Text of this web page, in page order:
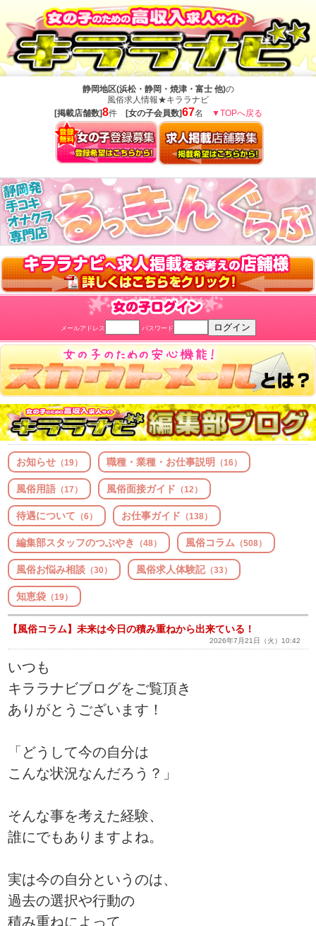
静岡地区(浜松・静岡・焼津・富士 他)の
風俗求人情報★キララナビ
[掲載店舗数]8件 [女の子会員数]67名 ▼TOPへ戻る
メールアドレス パスワード
お知らせ （19） 職種・業種・お仕事説明 （16）
風俗用語 （17） 風俗面接ガイド （12）
待遇について （6） お仕事ガイド （138）
編集部スタッフのつぶやき （48） 風俗コラム （508）
風俗お悩み相談 （30） 風俗求人体験記（33）
知恵袋 （19）
【風俗コラム】未来は今日の積み重ねから出来ている！
2026年7月21日（火）10:42
いつも
キララナビブログをご覧頂き
ありがとうございます！
「どうして今の自分は
こんな状況なんだろう？」
そんな事を考えた経験、
誰にでもありますよね。
実は今の自分というのは、
過去の選択や行動の
積み重ねによって